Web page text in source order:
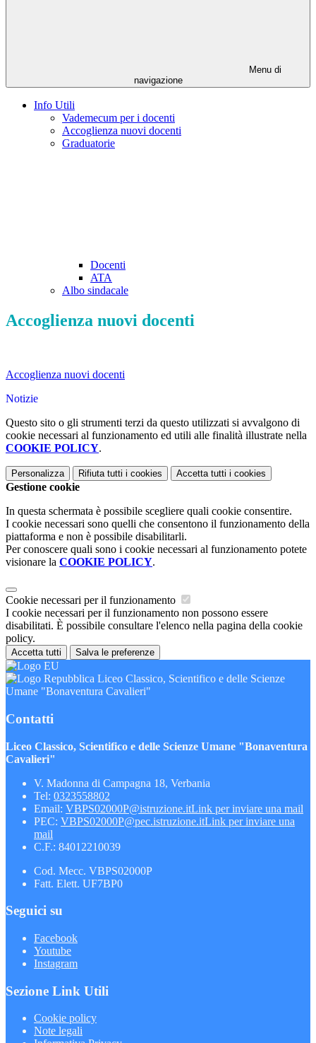
Menu di
navigazione
Info Utili
Vademecum per i docenti
Accoglienza nuovi docenti
Graduatorie
Docenti
ATA
Albo sindacale
Accoglienza nuovi docenti
Accoglienza nuovi docenti
Notizie
Questo sito o gli strumenti terzi da questo utilizzati si avvalgono di
cookie necessari al funzionamento ed utili alle finalità illustrate nella
COOKIE POLICY.
Personalizza Rifiuta tutti i cookies Accetta tutti i cookies
Gestione cookie
In questa schermata è possibile scegliere quali cookie consentire.
I cookie necessari sono quelli che consentono il funzionamento della
piattaforma e non è possibile disabilitarli.
Per conoscere quali sono i cookie necessari al funzionamento potete
visionare la COOKIE POLICY.
Cookie necessari per il funzionamento
I cookie necessari per il funzionamento non possono essere
disabilitati. È possibile consultare l'elenco nella pagina della cookie
policy.
Accetta tutti Salva le preferenze
Liceo Classico, Scientifico e delle Scienze
Umane "Bonaventura Cavalieri"
Contatti
Liceo Classico, Scientifico e delle Scienze Umane "Bonaventura
Cavalieri"
V. Madonna di Campagna 18, Verbania
Tel: 0323558802
Email: VBPS02000P@istruzione.itLink per inviare una mail
PEC: VBPS02000P@pec.istruzione.itLink per inviare una
mail
C.F.: 84012210039
Cod. Mecc. VBPS02000P
Fatt. Elett. UF7BP0
Seguici su
Facebook
Youtube
Instagram
Sezione Link Utili
Cookie policy
Note legali